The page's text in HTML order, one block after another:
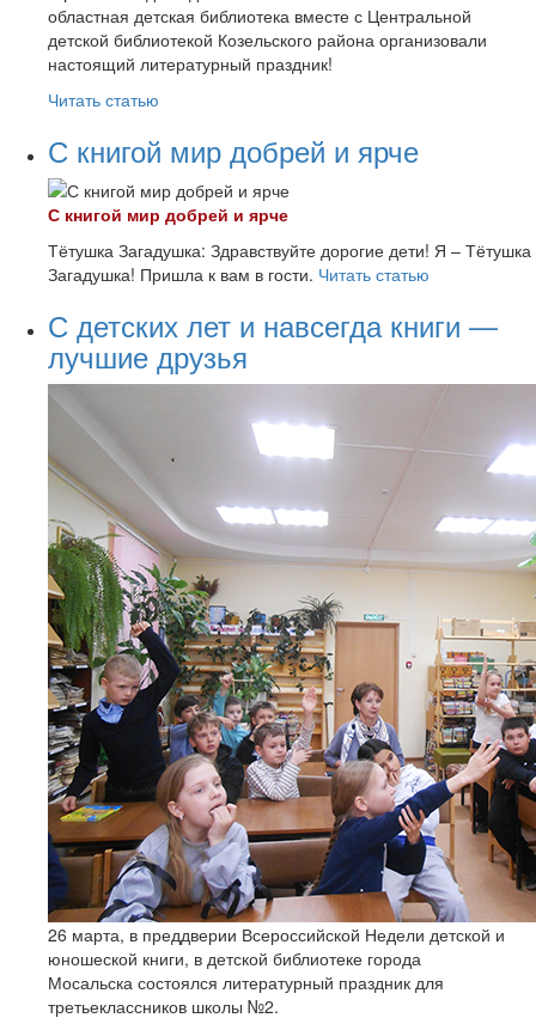
областная детская библиотека вместе с Центральной
детской библиотекой Козельского района организовали
настоящий литературный праздник!
Читать статью
С книгой мир добрей и ярче
С книгой мир добрей и ярче
Тётушка Загадушка: Здравствуйте дорогие дети! Я – Тётушка
Загадушка! Пришла к вам в гости. Читать статью
С детских лет и навсегда книги —
лучшие друзья
26 марта, в преддверии Всероссийской Недели детской и
юношеской книги, в детской библиотеке города
Мосальска состоялся литературный праздник для
третьеклассников школы №2.